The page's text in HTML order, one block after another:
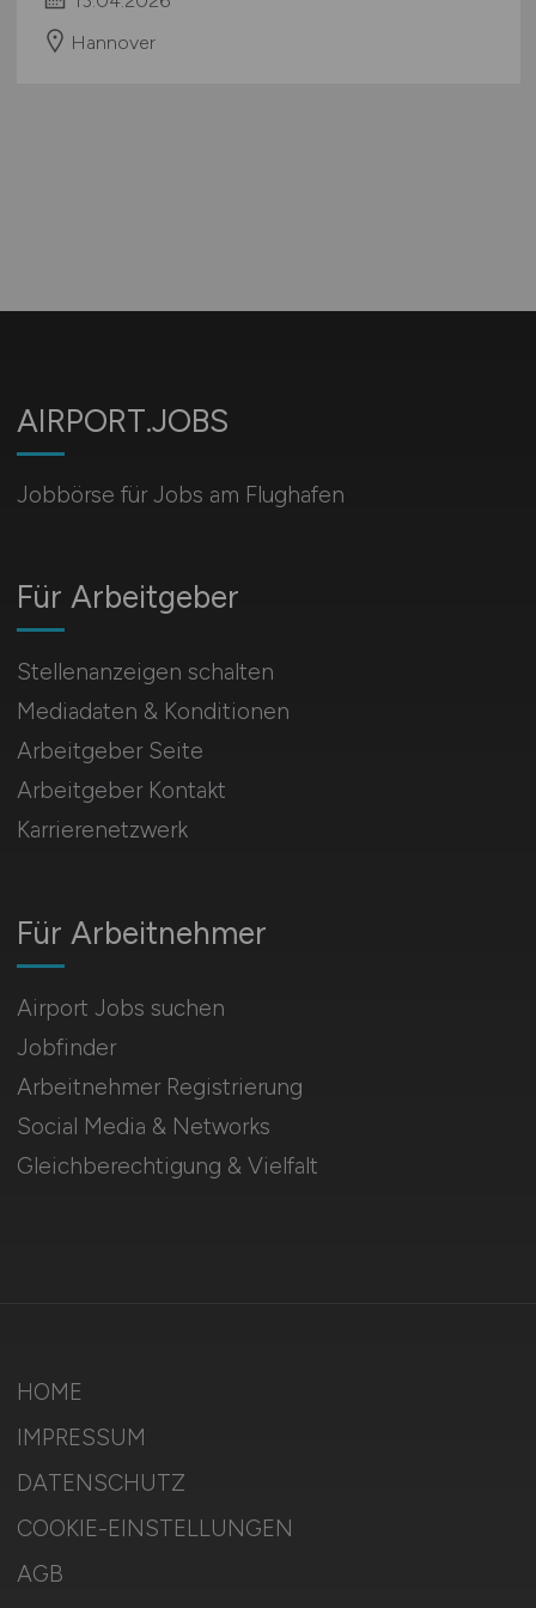
Hannover
AIRPORT.JOBS
Jobbörse für Jobs am Flughafen
Für Arbeitnehmer
Airport Jobs suchen
Jobfinder
Arbeitnehmer Registrierung
Social Media & Networks
Gleichberechtigung & Vielfalt
Für Arbeitgeber
Stellenanzeigen schalten
Mediadaten & Konditionen
Arbeitgeber Seite
Arbeitgeber Kontakt
Karrierenetzwerk
HOME
IMPRESSUM
DATENSCHUTZ
COOKIE-EINSTELLUNGEN
AGB